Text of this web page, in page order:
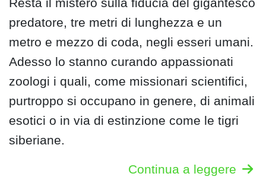
predatore, tre metri di lunghezza e un
metro e mezzo di coda, negli esseri umani.
Adesso lo stanno curando appassionati
zoologi i quali, come missionari scientifici,
purtroppo si occupano in genere, di animali
esotici o in via di estinzione come le tigri
siberiane.
Continua a leggere